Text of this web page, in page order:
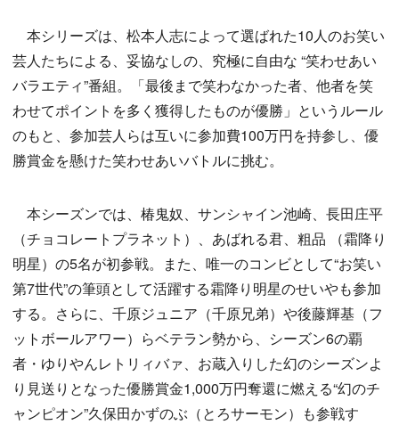
本シリーズは、松本人志によって選ばれた10人のお笑い
芸人たちによる、妥協なしの、究極に自由な “笑わせあい
バラエティ”番組。「最後まで笑わなかった者、他者を笑
わせてポイントを多く獲得したものが優勝」というルール
のもと、参加芸人らは互いに参加費100万円を持参し、優
勝賞金を懸けた笑わせあいバトルに挑む。
本シーズンでは、椿鬼奴、サンシャイン池崎、長田庄平
（チョコレートプラネット）、あばれる君、粗品 （霜降り
明星）の5名が初参戦。また、唯一のコンビとして“お笑い
第7世代”の筆頭として活躍する霜降り明星のせいやも参加
する。さらに、千原ジュニア（千原兄弟）や後藤輝基（フ
ットボールアワー）らベテラン勢から、シーズン6の覇
者・ゆりやんレトリィバァ、お蔵入りした幻のシーズンよ
り見送りとなった優勝賞金1,000万円奪還に燃える“幻のチ
ャンピオン”久保田かずのぶ（とろサーモン）も参戦す